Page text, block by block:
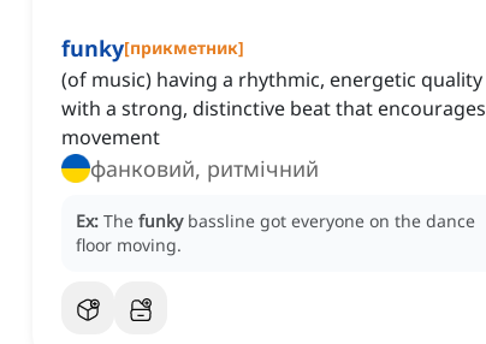
funky[прикметник]
(of music) having a rhythmic, energetic quality
with a strong, distinctive beat that encourages
movement
фанковий, ритмічний
Ex: The funky bassline got everyone on the dance
floor moving.